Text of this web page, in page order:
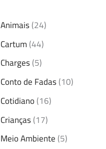
Animais(24)
Cartum(44)
Charges(5)
Conto de Fadas(10)
Cotidiano(16)
Crianças(17)
Meio Ambiente(5)